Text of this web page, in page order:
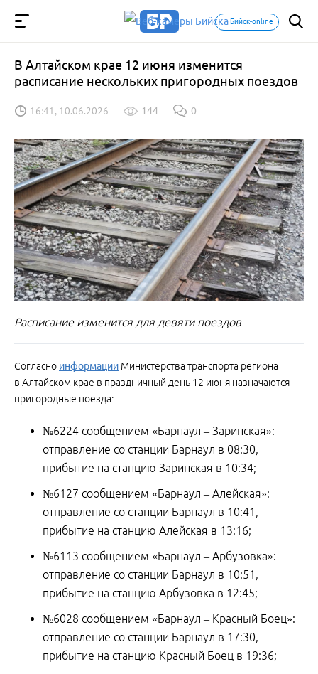
Бийск-online
В Алтайском крае 12 июня изменится
расписание нескольких пригородных поездов
16:41, 10.06.2026 144 0
Расписание изменится для девяти поездов
Согласно информации Министерства транспорта региона
в Алтайском крае в праздничный день 12 июня назначаются
пригородные поезда:
№6224 сообщением «Барнаул – Заринская»:
отправление со станции Барнаул в 08:30,
прибытие на станцию Заринская в 10:34;
№6127 сообщением «Барнаул – Алейская»:
отправление со станции Барнаул в 10:41,
прибытие на станцию Алейская в 13:16;
№6113 сообщением «Барнаул – Арбузовка»:
отправление со станции Барнаул в 10:51,
прибытие на станцию Арбузовка в 12:45;
№6028 сообщением «Барнаул – Красный Боец»:
отправление со станции Барнаул в 17:30,
прибытие на станцию Красный Боец в 19:36;